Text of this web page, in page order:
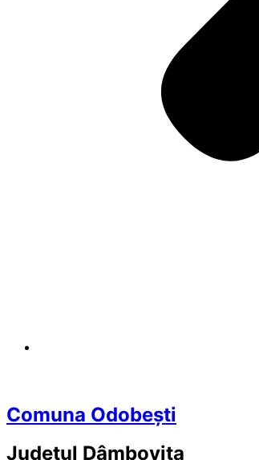
Comuna Odobești
Județul Dâmbovița